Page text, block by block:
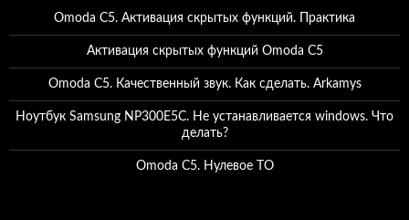
Omoda C5. Активация скрытых функций. Практика
Активация скрытых функций Omoda C5
Omoda C5. Качественный звук. Как сделать. Arkamys
Ноутбук Samsung NP300E5C. Не устанавливается windows. Что
делать?
Omoda C5. Нулевое ТО